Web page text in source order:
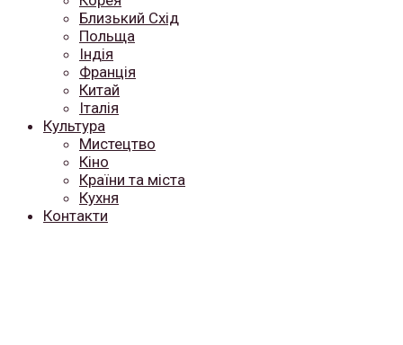
Близький Схід
Польща
Індія
Франція
Китай
Італія
Культура
Мистецтво
Кіно
Країни та міста
Кухня
Контакти